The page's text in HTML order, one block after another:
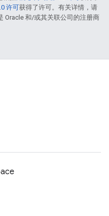
许可获得了许可。有关详情，请
Oracle 和/或其关联公司的注册商